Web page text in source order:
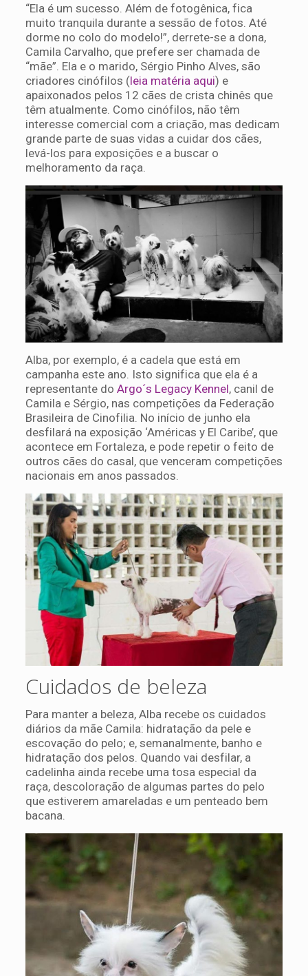
“Ela é um sucesso. Além de fotogênica, fica
muito tranquila durante a sessão de fotos. Até
dorme no colo do modelo!”, derrete-se a dona,
Camila Carvalho, que prefere ser chamada de
“mãe”. Ela e o marido, Sérgio Pinho Alves, são
criadores cinófilos (leia matéria aqui) e
apaixonados pelos 12 cães de crista chinês que
têm atualmente. Como cinófilos, não têm
interesse comercial com a criação, mas dedicam
grande parte de suas vidas a cuidar dos cães,
levá-los para exposições e a buscar o
melhoramento da raça.
Alba, por exemplo, é a cadela que está em
campanha este ano. Isto significa que ela é a
representante do Argo´s Legacy Kennel, canil de
Camila e Sérgio, nas competições da Federação
Brasileira de Cinofilia. No início de junho ela
desfilará na exposição ‘Américas y El Caribe’, que
acontece em Fortaleza, e pode repetir o feito de
outros cães do casal, que venceram competições
nacionais em anos passados.
Cuidados de beleza
Para manter a beleza, Alba recebe os cuidados
diários da mãe Camila: hidratação da pele e
escovação do pelo; e, semanalmente, banho e
hidratação dos pelos. Quando vai desfilar, a
cadelinha ainda recebe uma tosa especial da
raça, descoloração de algumas partes do pelo
que estiverem amareladas e um penteado bem
bacana.